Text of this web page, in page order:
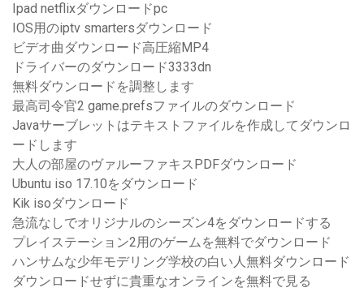
Ipad netflixダウンロードpc
IOS用のiptv smartersダウンロード
ビデオ曲ダウンロード高圧縮MP4
ドライバーのダウンロード3333dn
無料ダウンロードを調整します
最高司令官2 game.prefsファイルのダウンロード
Javaサーブレットはテキストファイルを作成してダウンロ
ードします
大人の部屋のヴァルーファキスPDFダウンロード
Ubuntu iso 17.10をダウンロード
Kik isoダウンロード
急流なしでオリジナルのシーズン4をダウンロードする
プレイステーション2用のゲームを無料でダウンロード
ハンサムな少年モデリング学校の白い人無料ダウンロード
ダウンロードせずに貴重なオンラインを無料で見る